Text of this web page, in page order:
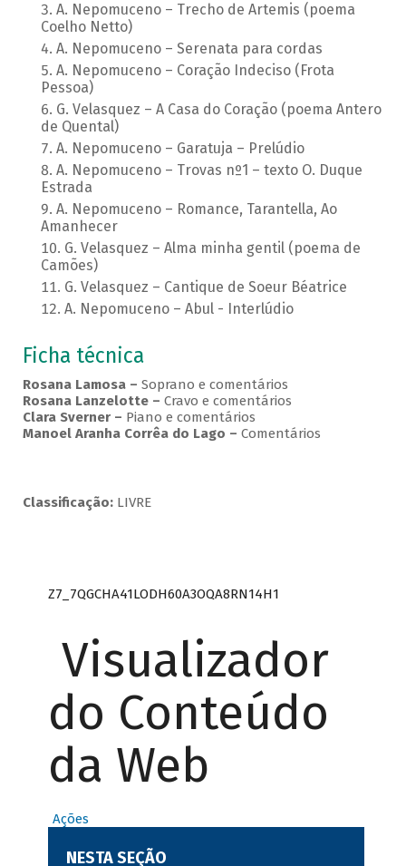
A. Nepomuceno – Trecho de Artemis (poema
Coelho Netto)
A. Nepomuceno – Serenata para cordas
A. Nepomuceno – Coração Indeciso (Frota
Pessoa)
G. Velasquez – A Casa do Coração (poema Antero
de Quental)
A. Nepomuceno – Garatuja – Prelúdio
A. Nepomuceno – Trovas nº1 – texto O. Duque
Estrada
A. Nepomuceno – Romance, Tarantella, Ao
Amanhecer
G. Velasquez – Alma minha gentil (poema de
Camões)
G. Velasquez – Cantique de Soeur Béatrice
A. Nepomuceno – Abul - Interlúdio
Ficha técnica
Rosana Lamosa – Soprano e comentários
Rosana Lanzelotte – Cravo e comentários
Clara Sverner – Piano e comentários
Manoel Aranha Corrêa do Lago – Comentários
Classificação:LIVRE
Z7_7QGCHA41LODH60A3OQA8RN14H1
Visualizador
do Conteúdo
da Web
Ações
NESTA SEÇÃO